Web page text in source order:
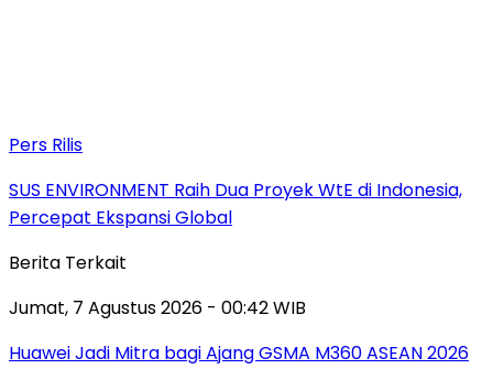
Pers Rilis
SUS ENVIRONMENT Raih Dua Proyek WtE di Indonesia,
Percepat Ekspansi Global
Berita Terkait
Jumat, 7 Agustus 2026 - 00:42 WIB
Huawei Jadi Mitra bagi Ajang GSMA M360 ASEAN 2026